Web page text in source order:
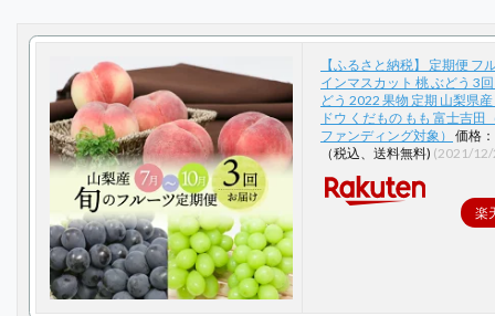
【ふるさと納税】 定期便 フ
インマスカット 桃 ぶどう 3
どう 2022 果物 定期 山梨県
ドウ くだもの もも 富士吉田
ファンディング対象） 価格
（税込、送料無料) (2021/
楽